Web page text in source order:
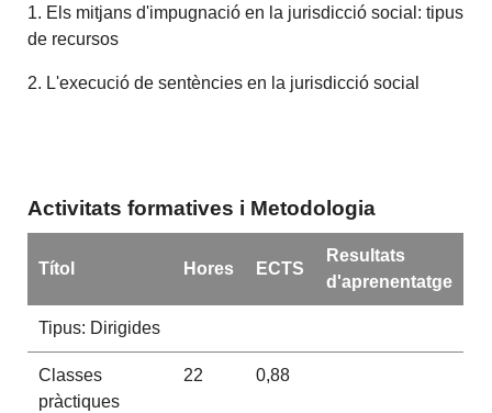
1. Els mitjans d'impugnació en la jurisdicció social: tipus
de recursos
2. L'execució de sentències en la jurisdicció social
Activitats formatives i Metodologia
Títol Hores ECTS
Resultats
d'aprenentatge
Tipus: Dirigides
Classes
pràctiques
22 0,88